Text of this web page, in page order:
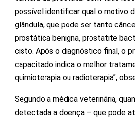
possível identificar qual o motivo
glândula, que pode ser tanto
prostática benigna, prostatite
cisto. Após o diagnóstico final, o
capacitado indica o melhor
quimioterapia ou radioterapia”,
Segundo a médica veterinária,
detectada a doença – que pode